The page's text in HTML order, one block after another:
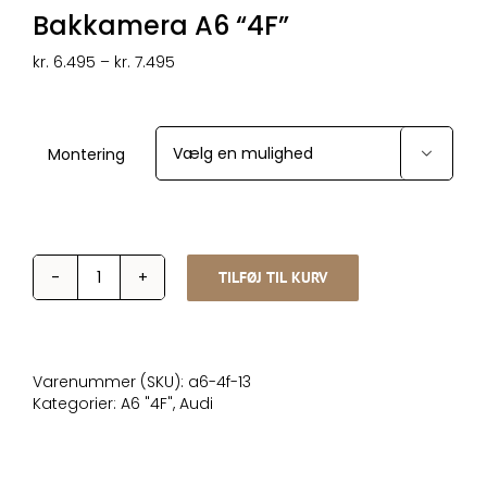
Bakkamera A6 “4F”
kr. 6.495 – kr. 7.495
kr. 7.495
Montering

Bakkamera
TILFØJ TIL KURV
Varenummer (SKU): a6-4f-13
Kategorier: A6 "4F", Audi